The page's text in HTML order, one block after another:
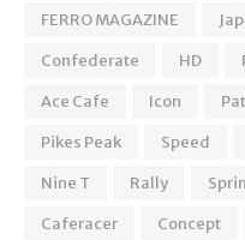
FERRO MAGAZINE
Confederate
HD
Ace Cafe
Icon
Pikes Peak
Speed
Nine T
Rally
Caferacer
Concept